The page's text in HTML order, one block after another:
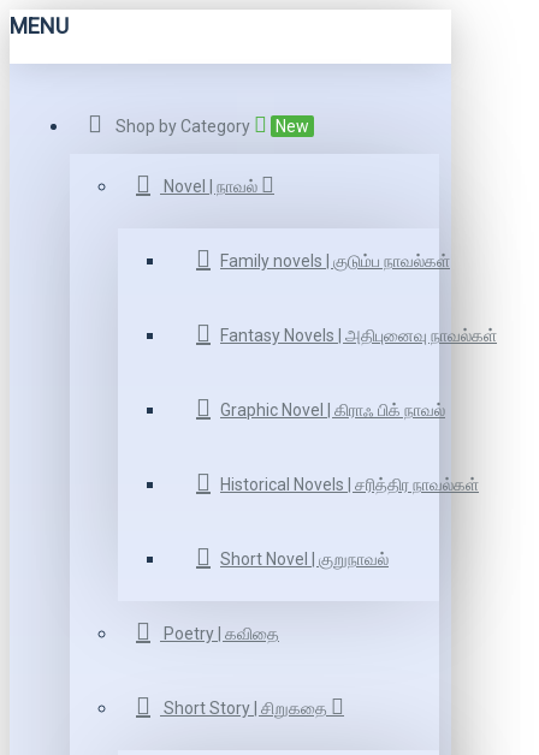
MENU
Shop by Category New
Novel | நாவல்
Family novels | குடும்ப நாவல்கள்
Fantasy Novels | அதிபுனைவு நாவல்கள்
Graphic Novel | கிராஃ பிக் நாவல்
Historical Novels | சரித்திர நாவல்கள்
Short Novel | குறுநாவல்
Poetry | கவிதை
Short Story | சிறுகதை